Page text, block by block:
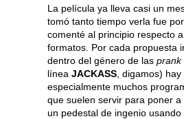
La película ya lleva casi un
tomó tanto tiempo verla fue
comenté al principio respecto
formatos. Por cada propuesta
dentro del género de las prank
línea JACKASS , digamos)
especialmente muchos
que suelen servir para poner
un pedestal de ingenio